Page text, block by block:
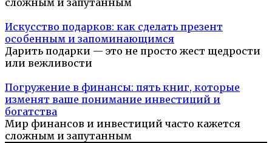
сложным и запутанным
Искусство подарков: как сделать презент
особенным и запоминающимся
Дарить подарки — это не просто жест щедрости
или вежливости
Погружение в финансы: пять книг, которые
изменят ваше понимание инвестиций и
богатства
Мир финансов и инвестиций часто кажется
сложным и запутанным